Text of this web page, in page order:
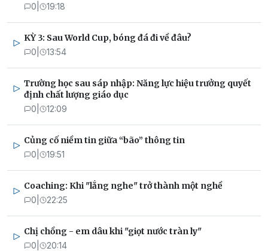
0 19:18
KỲ 3: Sau World Cup, bóng đá đi về đâu?
0 13:54
Trường học sau sáp nhập: Năng lực hiệu trưởng quyết
định chất lượng giáo dục
0 12:09
Củng cố niềm tin giữa “bão” thông tin
0 19:51
Coaching: Khi "lắng nghe" trở thành một nghề
0 22:25
Chị chồng - em dâu khi "giọt nước tràn ly"
0 20:14